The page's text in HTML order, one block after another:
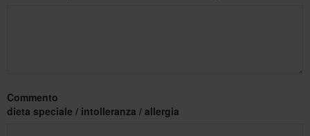
Commento
dieta speciale / intolleranza / allergia